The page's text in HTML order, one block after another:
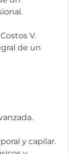
V.
de un
y capilar.